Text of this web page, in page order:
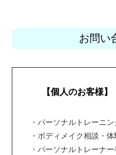
お問い
【個人のお客様】
・パーソナルトレーニ
・ボディメイク相談・
・パーソナルトレーナ